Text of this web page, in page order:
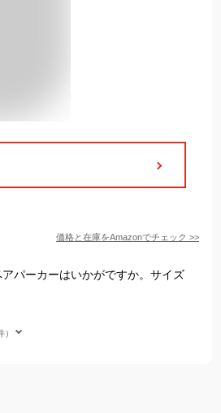
価格と在庫をAmazonでチェック >>
パーカーはいかがですか。サイズ